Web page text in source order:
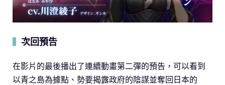
次回預告
在影片的最後播出了連續動畫第二彈的預告，可以看到
以青之島為據點、勢要揭露政府的陰謀並奪回日本的